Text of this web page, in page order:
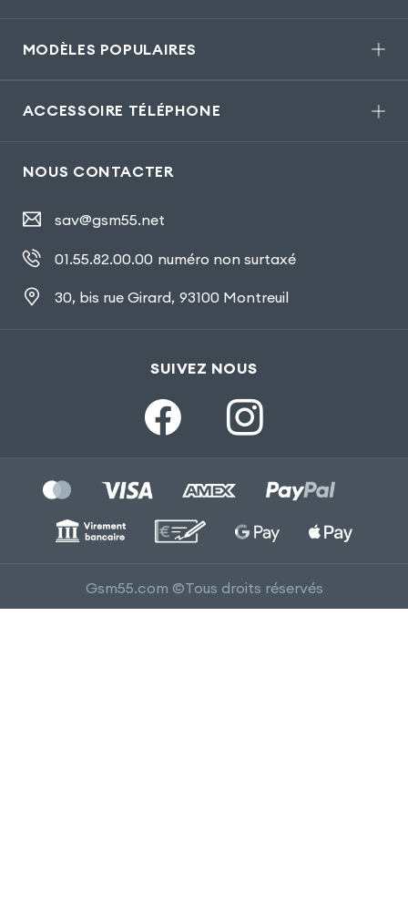
MODÈLES POPULAIRES
ACCESSOIRE TÉLÉPHONE
NOUS CONTACTER
sav@gsm55.net
01.55.82.00.00 numéro non surtaxé
30, bis rue Girard, 93100 Montreuil
SUIVEZ NOUS
Gsm55.com ©Tous droits réservés